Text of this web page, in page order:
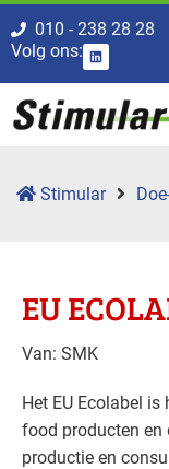
010 - 238 28 28
Volg ons:
Stimular
EU
Van: SMK
Het EU Ecolabel
food producten en
productie en